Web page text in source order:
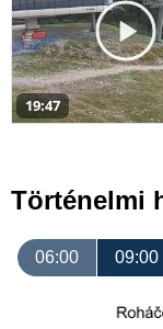
19:47
Történelmi
06:00 09:00